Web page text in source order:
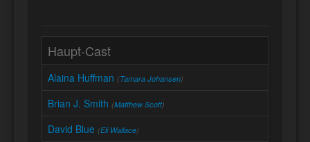
Haupt-Cast
Alaina Huffman (Tamara Johansen)
Brian J. Smith (Matthew Scott)
David Blue (Eli Wallace)